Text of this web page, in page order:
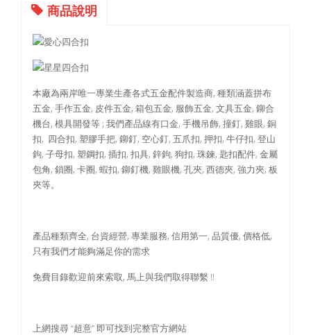
商品說明
本廠為兩岸唯一專業生產各式五金配件製造商, 種類涵蓋拼布
五金, 手作五金, 皮件五金, 箱包五金, 服飾五金, 文具五金, 鉚合
機台, 模具開發等 ; 我們產品線有口金, 手機吊飾, 撞釘, 雞眼, 銅
扣, 四合扣, 塑膠手把, 鉚釘, 空心釘, 五爪扣, 押扣, 牛仔扣, 登山
鉤, 子母扣, 塑鋼扣, 插扣, 扣具, 鋅鉤, 狗扣, 珠鍊, 匙扣配件, 金屬
包角, 鎖圈, 卡圈, 蝦扣, 鉚釘機, 雞眼機, 孔夾, 西德夾, 強力夾, 板
夾等。
產品種類齊全, 台資經營, 專業服務, 信用第一, 品質優, 價格低,
只有我們才能夠滿足你的需求
免費目錄歡迎前來索取, 馬上與我們取得聯繫 !!
上網搜尋 “超意” 即可找到完整官方網站